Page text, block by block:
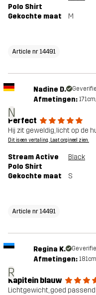
Polo Shirt
Gekochte maat M
Article nr 14491
N
Nadine D.
Afmetingen:
Perfect
Hij zit geweldig, licht op de
Dit is een vertaling. Laat orgineel zien.
Stream Active
Polo Shirt
Black
Gekochte maat S
Article nr 14491
R
Regina K.
Afmetingen: 181cm
Kapitein blauw
Lichtgewicht, goed